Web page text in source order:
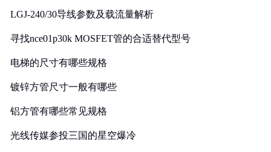
LGJ-240/30导线参数及载流量解析
寻找nce01p30k MOSFET管的合适替代型号
电梯的尺寸有哪些规格
镀锌方管尺寸一般有哪些
铝方管有哪些常见规格
光线传媒参投三国的星空爆冷